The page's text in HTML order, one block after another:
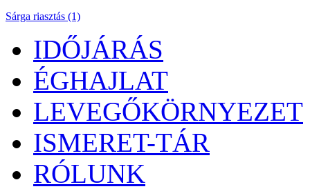
Sárga riasztás (1)
IDŐJÁRÁS
ÉGHAJLAT
LEVEGŐKÖRNYEZET
ISMERET-TÁR
RÓLUNK